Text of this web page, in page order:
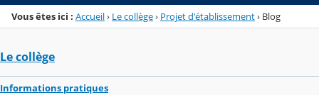
Vous êtes ici : Accueil› Le collège› Projet d'établissement› Blog
Le collège
Informations pratiques